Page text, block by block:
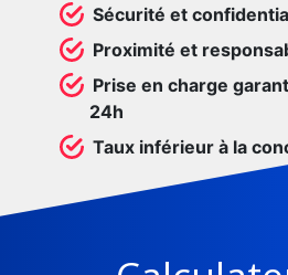
Sécurité et
Proximité et
Prise en charge
24h
Taux inférieur à la